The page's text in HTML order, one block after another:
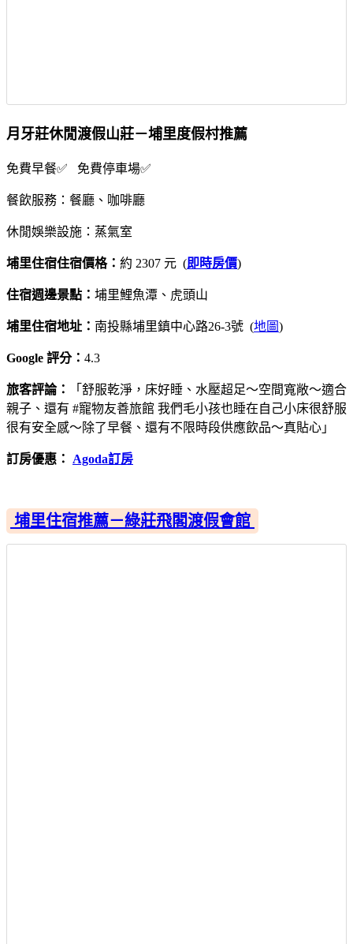
月牙莊休閒渡假山莊－埔里度假村推薦
免費早餐✅ 免費停車場✅
餐飲服務：餐廳、咖啡廳
休閒娛樂設施：蒸氣室
埔里住宿住宿價格： 約 2307 元 (即時房價)
住宿週邊景點： 埔里鯉魚潭、虎頭山
埔里住宿地址： 南投縣埔里鎮中心路26-3號 (地圖)
Google 評分： 4.3
旅客評論：
「舒服乾淨，床好睡、水壓超足～空間寬敞～適合
親子、還有 #寵物友善旅館 我們毛小孩也睡在自己小床很舒服
很有安全感～除了早餐、還有不限時段供應飲品～真貼心」
訂房優惠： Agoda訂房
埔里住宿推薦－綠莊飛閣渡假會館